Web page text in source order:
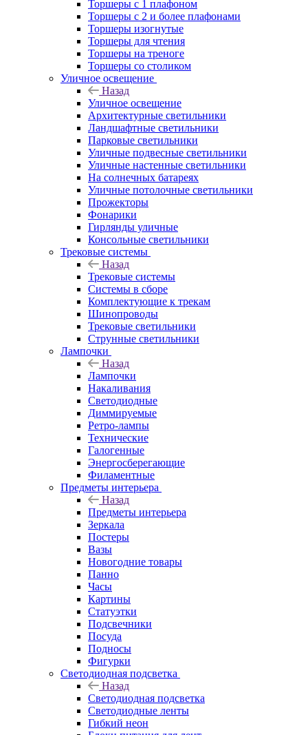
Торшеры с 1 плафоном
Торшеры с 2 и более плафонами
Торшеры изогнутые
Торшеры для чтения
Торшеры на треноге
Торшеры со столиком
Уличное освещение
Назад
Уличное освещение
Архитектурные светильники
Ландшафтные светильники
Парковые светильники
Уличные подвесные светильники
Уличные настенные светильники
На солнечных батареях
Уличные потолочные светильники
Прожекторы
Фонарики
Гирлянды уличные
Консольные светильники
Трековые системы
Назад
Трековые системы
Системы в сборе
Комплектующие к трекам
Шинопроводы
Трековые светильники
Струнные светильники
Лампочки
Назад
Лампочки
Накаливания
Светодиодные
Диммируемые
Ретро-лампы
Технические
Галогенные
Энергосберегающие
Филаментные
Предметы интерьера
Назад
Предметы интерьера
Зеркала
Постеры
Вазы
Новогодние товары
Панно
Часы
Картины
Статуэтки
Подсвечники
Посуда
Подносы
Фигурки
Светодиодная подсветка
Назад
Светодиодная подсветка
Светодиодные ленты
Гибкий неон